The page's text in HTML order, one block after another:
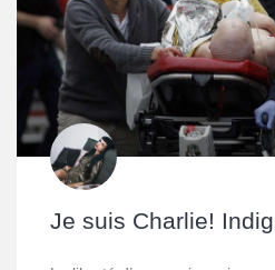
Je suis Charlie!